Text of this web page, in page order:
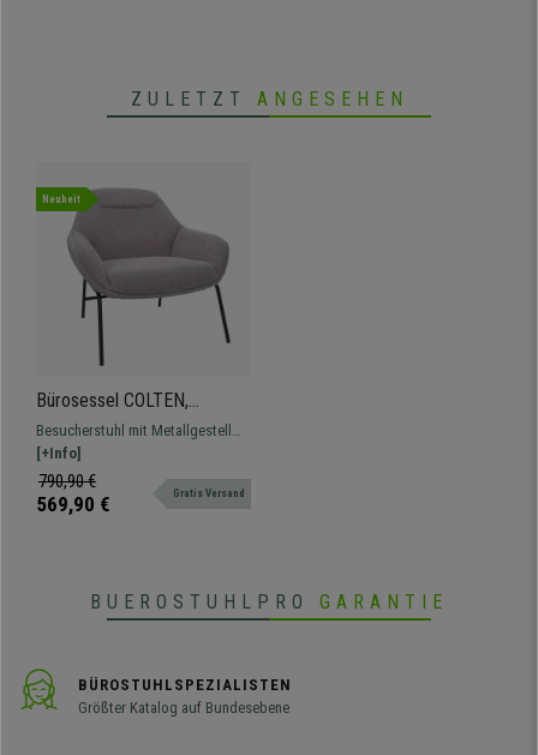
ZULETZT ANGESEHEN
Neuheit
Bürosessel COLTEN,
bequeme Polsterung,
Metallgestell, Stoffbezug,
Grau
Besucherstuhl mit Metallgestell
und großzügiger Polsterung. In
verschiedenen Farben erhältlich.
[+Info]
790,90 €
569,90 € Gratis Versand
BUEROSTUHLPRO GARANTIE
BÜROSTUHLSPEZIALISTEN
Größter Katalog auf Bundesebene